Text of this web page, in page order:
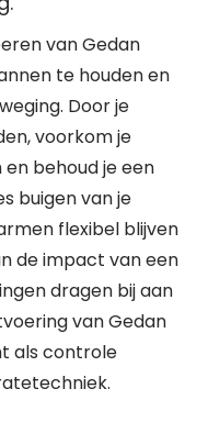
van Gedan
te houden en
Door je
voorkom je
behoud je een
buigen van je
flexibel blijven
de impact van een
dragen bij aan
van Gedan
als controle